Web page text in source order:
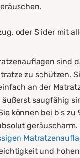
oder Slider mit
sind
zu schützen.
an der
äußerst saugfähig
können bei bis zu
geräuscharm.
und hohen